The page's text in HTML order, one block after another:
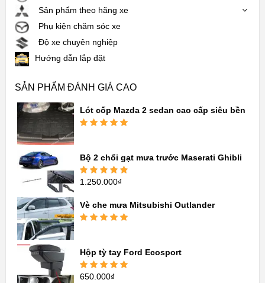
Sản phẩm theo hãng xe
Phụ kiện chăm sóc xe
Độ xe chuyên nghiệp
Hướng dẫn lắp đặt
SẢN PHẨM ĐÁNH GIÁ CAO
Lót cốp Mazda 2 sedan cao cấp siêu bền
sao
Bộ 2 chổi gạt mưa trước Maserati Ghibli
Được xếp
sao
1.250.000₫
Vè che mưa Mitsubishi Outlander
sao
Hộp tỳ tay Ford Ecosport
Được xếp
650.000₫